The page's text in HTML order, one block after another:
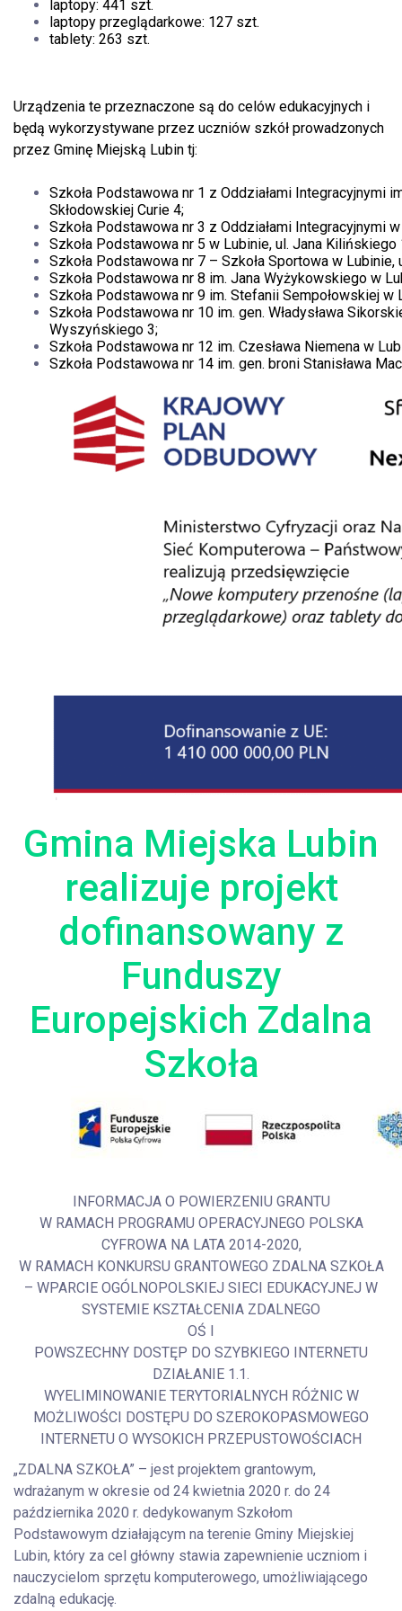
laptopy: 441 szt.
laptopy przeglądarkowe: 127 szt.
tablety: 263 szt.
Urządzenia te przeznaczone są do celów edukacyjnych i
będą wykorzystywane przez uczniów szkół prowadzonych
przez Gminę Miejską Lubin tj:
Szkoła Podstawowa nr 1 z Oddziałami Integracyjnymi
Skłodowskiej Curie 4;
Szkoła Podstawowa nr 3 z Oddziałami Integracyjnymi
Szkoła Podstawowa nr 5 w Lubinie, ul. Jana Kilińskiego
Szkoła Podstawowa nr 7 – Szkoła Sportowa w Lubinie,
Szkoła Podstawowa nr 8 im. Jana Wyżykowskiego w
Szkoła Podstawowa nr 9 im. Stefanii Sempołowskiej w
Szkoła Podstawowa nr 10 im. gen. Władysława
Wyszyńskiego 3;
Szkoła Podstawowa nr 12 im. Czesława Niemena w
Szkoła Podstawowa nr 14 im. gen. broni Stanisława
Gmina Miejska Lubin
realizuje projekt
dofinansowany z
Funduszy
Europejskich Zdalna
Szkoła
INFORMACJA O POWIERZENIU GRANTU
W RAMACH PROGRAMU OPERACYJNEGO POLSKA
CYFROWA NA LATA 2014-2020,
W RAMACH KONKURSU GRANTOWEGO ZDALNA SZKOŁA
– WPARCIE OGÓLNOPOLSKIEJ SIECI EDUKACYJNEJ W
SYSTEMIE KSZTAŁCENIA ZDALNEGO
OŚ I
POWSZECHNY DOSTĘP DO SZYBKIEGO INTERNETU
DZIAŁANIE 1.1.
WYELIMINOWANIE TERYTORIALNYCH RÓŻNIC W
MOŻLIWOŚCI DOSTĘPU DO SZEROKOPASMOWEGO
INTERNETU O WYSOKICH PRZEPUSTOWOŚCIACH
„ZDALNA SZKOŁA” – jest projektem grantowym,
wdrażanym w okresie od 24 kwietnia 2020 r. do 24
października 2020 r. dedykowanym Szkołom
Podstawowym działającym na terenie Gminy Miejskiej
Lubin, który za cel główny stawia zapewnienie uczniom i
nauczycielom sprzętu komputerowego, umożliwiającego
zdalną edukację.